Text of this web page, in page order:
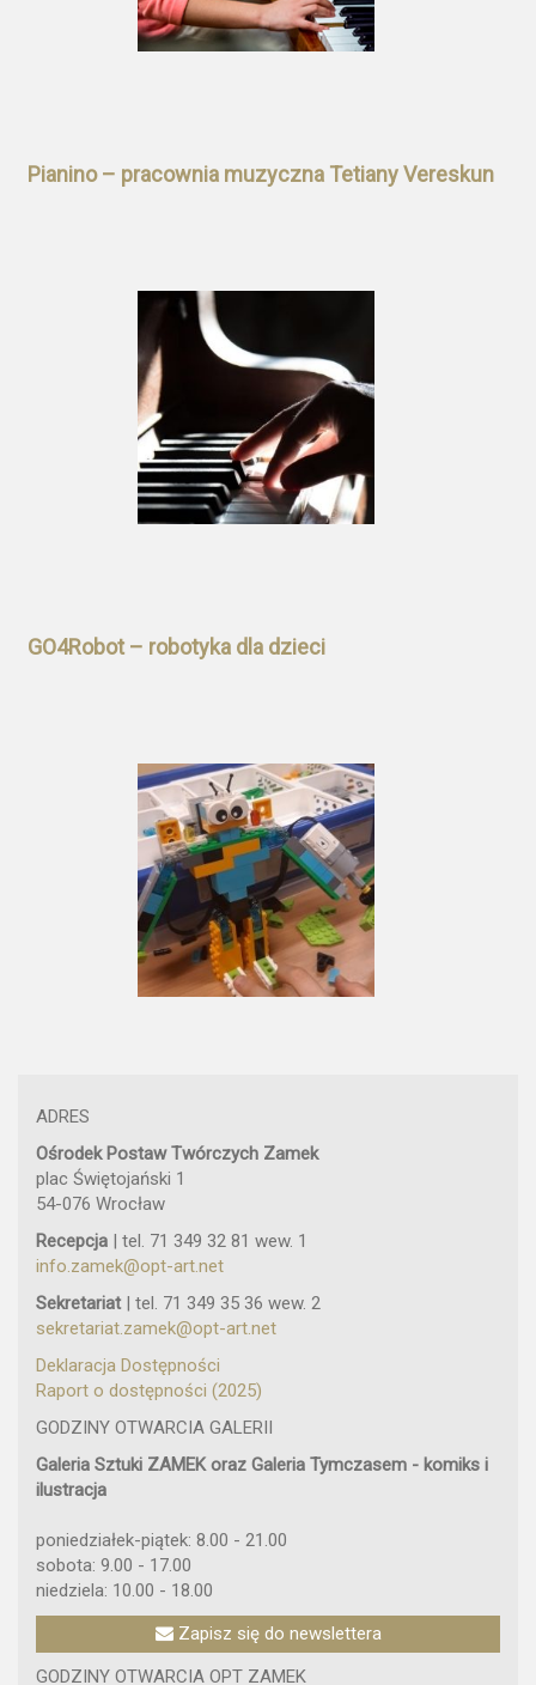
Pianino – pracownia muzyczna Tetiany Vereskun
GO4Robot – robotyka dla dzieci
ADRES
Ośrodek Postaw Twórczych Zamek
plac Świętojański 1
54-076 Wrocław
Recepcja | tel. 71 349 32 81 wew. 1
info.zamek@opt-art.net
Sekretariat | tel. 71 349 35 36 wew. 2
sekretariat.zamek@opt-art.net
Deklaracja Dostępności
Raport o dostępności (2025)
GODZINY OTWARCIA GALERII
Galeria Sztuki ZAMEK oraz Galeria Tymczasem - komiks i
ilustracja
poniedziałek-piątek: 8.00 - 21.00
sobota: 9.00 - 17.00
niedziela: 10.00 - 18.00
Zapisz się do newslettera
GODZINY OTWARCIA OPT ZAMEK